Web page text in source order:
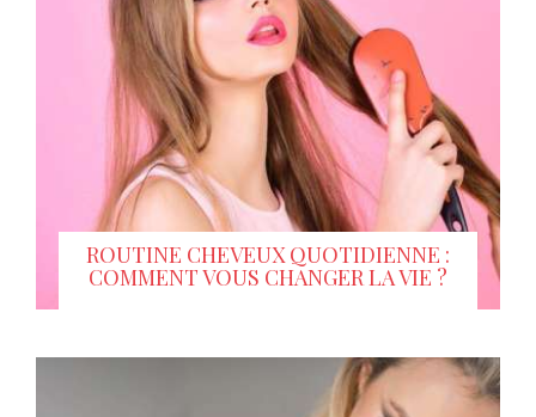
ROUTINE CHEVEUX QUOTIDIENNE :
COMMENT VOUS CHANGER LA VIE ?